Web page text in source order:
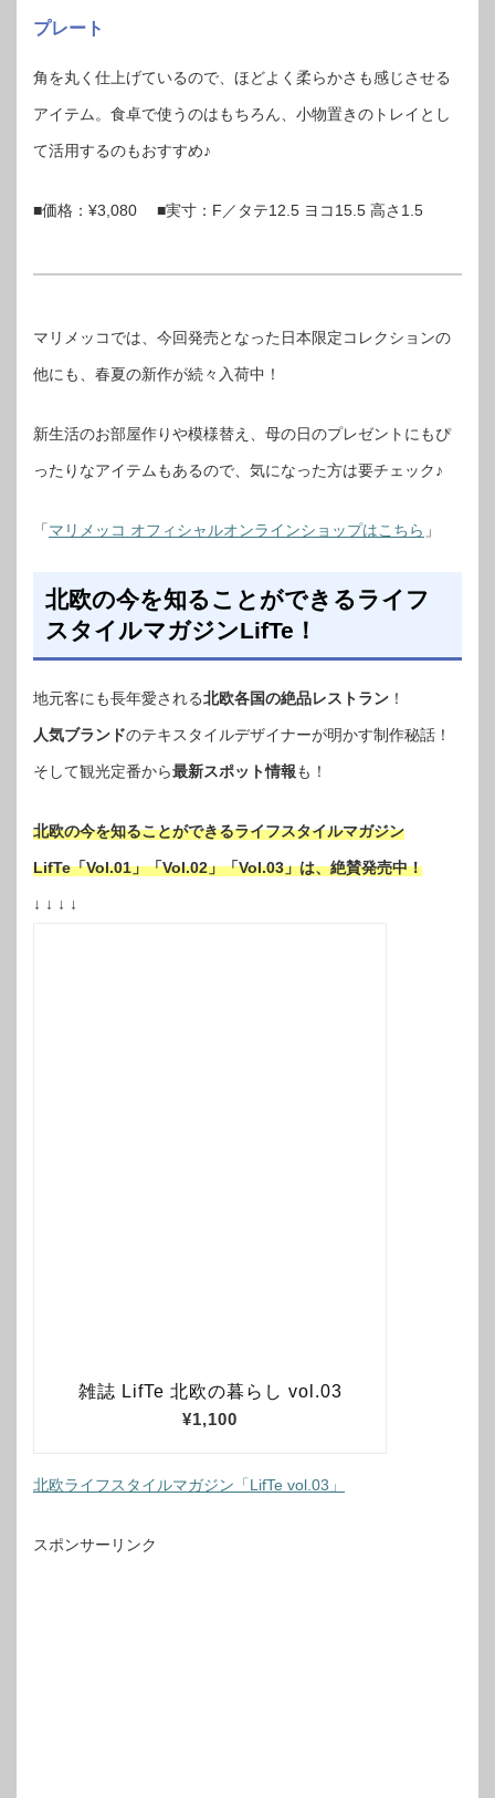
プレート
角を丸く仕上げているので、ほどよく柔らかさも感じさせる
アイテム。食卓で使うのはもちろん、小物置きのトレイとし
て活用するのもおすすめ♪
■価格：¥3,080 ■実寸：F／タテ12.5 ヨコ15.5 高さ1.5
マリメッコでは、今回発売となった日本限定コレクションの
他にも、春夏の新作が続々入荷中！
新生活のお部屋作りや模様替え、母の日のプレゼントにもぴ
ったりなアイテムもあるので、気になった方は要チェック♪
「マリメッコ オフィシャルオンラインショップはこちら 」
北欧の今を知ることができるライフ
スタイルマガジンLifTe！
地元客にも長年愛される北欧各国の絶品レストラン ！
人気ブランドのテキスタイルデザイナーが明かす制作秘話！
そして観光定番から最新スポット情報も！
北欧の今を知ることができるライフスタイルマガジン
LifTe「Vol.01」「Vol.02」「Vol.03」は、絶賛発売中！
↓ ↓ ↓ ↓
北欧ライフスタイルマガジン「LifTe vol.03」
スポンサーリンク